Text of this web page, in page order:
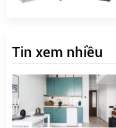
Tin xem nhiều